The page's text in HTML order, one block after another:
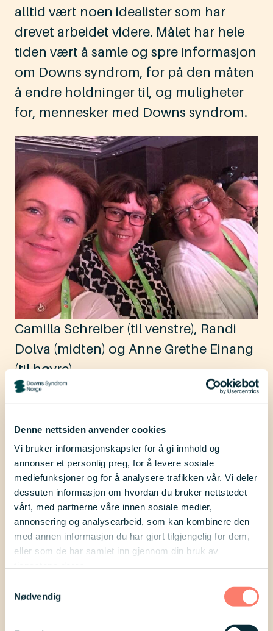
Denne nettsiden anvender cookies
Vi bruker informasjonskapsler for å gi innhold og
annonser et personlig preg, for å levere sosiale
mediefunksjoner og for å analysere trafikken vår. Vi deler
dessuten informasjon om hvordan du bruker nettstedet
vårt, med partnerne våre innen sosiale medier,
annonsering og analysearbeid, som kan kombinere den
med annen informasjon du har gjort tilgjengelig for dem,
eller som de har samlet inn gjennom din bruk av
Nødvendig
alltid vært noen idealister som har
drevet arbeidet videre. Målet har hele
tiden vært å samle og spre informasjon
om Downs syndrom, for på den måten
å endre holdninger til, og muligheter
for, mennesker med Downs syndrom.
Camilla Schreiber (til venstre), Randi
Dolva (midten) og Anne Grethe Einang
(til høyre)
Et vendepunkt kom på
generalforsamlingen i Bergen i 2010
da et nytt styre med Lars Langsrud og
Lars Erik Brustad i spissen sammen
med Camilla Schreiber og Bjørn Næss
tok mål av seg til å skaffe NNDS et
bedre økonomisk fundament.
Dette skulle gi mulighet for større
ambisjonsnivå. Det er resultatet av